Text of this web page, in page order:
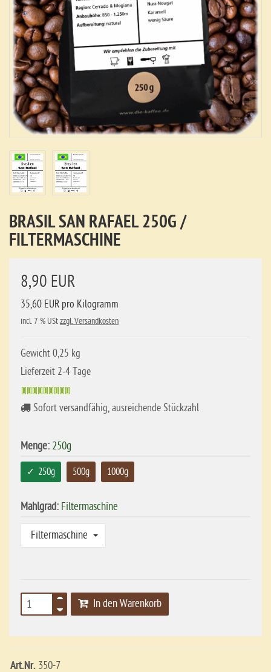
BRASIL SAN RAFAEL 250G /
FILTERMASCHINE
8,90 EUR
35,60 EUR pro Kilogramm
incl. 7 % UStzzgl. Versandkosten
Gewicht 0,25 kg
Lieferzeit 2-4 Tage
Sofort versandfähig, ausreichende Stückzahl
Menge: 250g
250g 500g 1000g
Mahlgrad: Filtermaschine
Filtermaschine
In den Warenkorb
Art.Nr. 350-7